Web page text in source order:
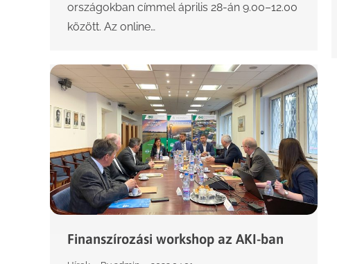
országokban címmel április 28-án 9.00–12.00
között. Az online…
Finanszírozási workshop az AKI-ban